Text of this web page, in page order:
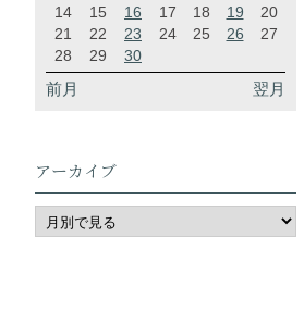
14
15 16 17 18 19
20
21
22 23 24 25 26
27
28
29 30
前月 翌月
アーカイブ